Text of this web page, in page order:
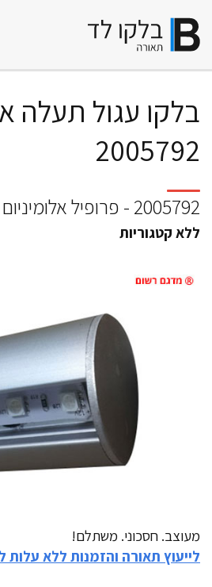
בלקו עגול תעלה
2005792
2005792 - פרופיל אלומיניום לתאורת לד
ללא קטגוריות
מעוצב. חסכוני. משתלם!
לייעוץ תאורה והזמנות ללא עלות